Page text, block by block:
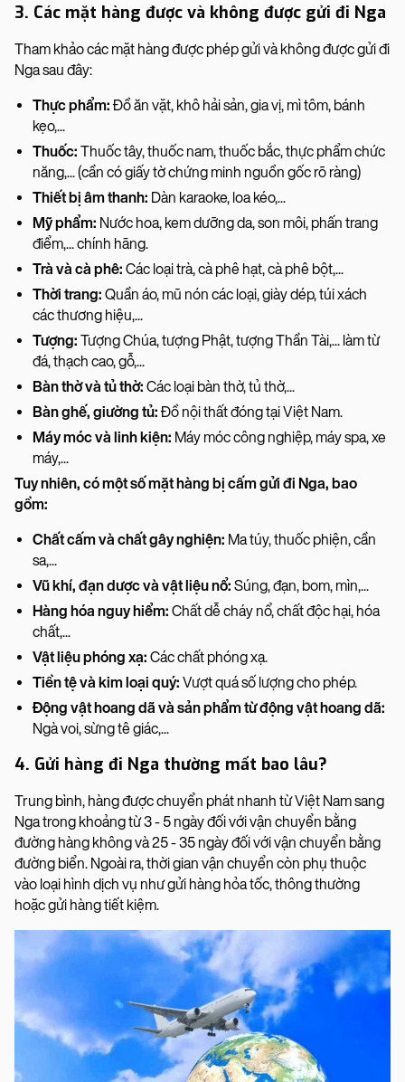
3. Các mặt hàng được và không được gửi đi Nga
Tham khảo các mặt hàng được phép gửi và không được gửi đi
Nga sau đây:
Thực phẩm:Đồ ăn vặt, khô hải sản, gia vị, mì tôm, bánh
kẹo,...
Thuốc: Thuốc tây, thuốc nam, thuốc bắc, thực phẩm chức
năng,... (cần có giấy tờ chứng minh nguồn gốc rõ ràng)
Thiết bị âm thanh: Dàn karaoke, loa kéo,...
Mỹ phẩm: Nước hoa, kem dưỡng da, son môi, phấn trang
điểm,... chính hãng.
Trà và cà phê: Các loại trà, cà phê hạt, cà phê bột,...
Thời trang: Quần áo, mũ nón các loại, giày dép, túi xách
các thương hiệu,...
Tượng: Tượng Chúa, tượng Phật, tượng Thần Tài,... làm từ
đá, thạch cao, gỗ,...
Bàn thờ và tủ thờ: Các loại bàn thờ, tủ thờ,...
Bàn ghế, giường tủ:Đồ nội thất đóng tại Việt Nam.
Máy móc và linh kiện: Máy móc công nghiệp, máy spa, xe
máy,...
Tuy nhiên, có một số mặt hàng bị cấm gửi đi Nga, bao
gồm:
Chất cấm và chất gây nghiện: Ma túy, thuốc phiện, cần
sa,...
Vũ khí, đạn dược và vật liệu nổ: Súng, đạn, bom, mìn,...
Hàng hóa nguy hiểm: Chất dễ cháy nổ, chất độc hại, hóa
chất,...
Vật liệu phóng xạ: Các chất phóng xạ.
Tiền tệ và kim loại quý: Vượt quá số lượng cho phép.
Động vật hoang dã và sản phẩm từ động vật hoang dã:
Ngà voi, sừng tê giác,...
4. Gửi hàng đi Nga thường mất bao lâu?
Trung bình, hàng được chuyển phát nhanh từ Việt Nam sang
Nga trong khoảng từ 3 - 5 ngày đối với vận chuyển bằng
đường hàng không và 25 - 35 ngày đối với vận chuyển bằng
đường biển. Ngoài ra, thời gian vận chuyển còn phụ thuộc
vào loại hình dịch vụ như gửi hàng hỏa tốc, thông thường
hoặc gửi hàng tiết kiệm.